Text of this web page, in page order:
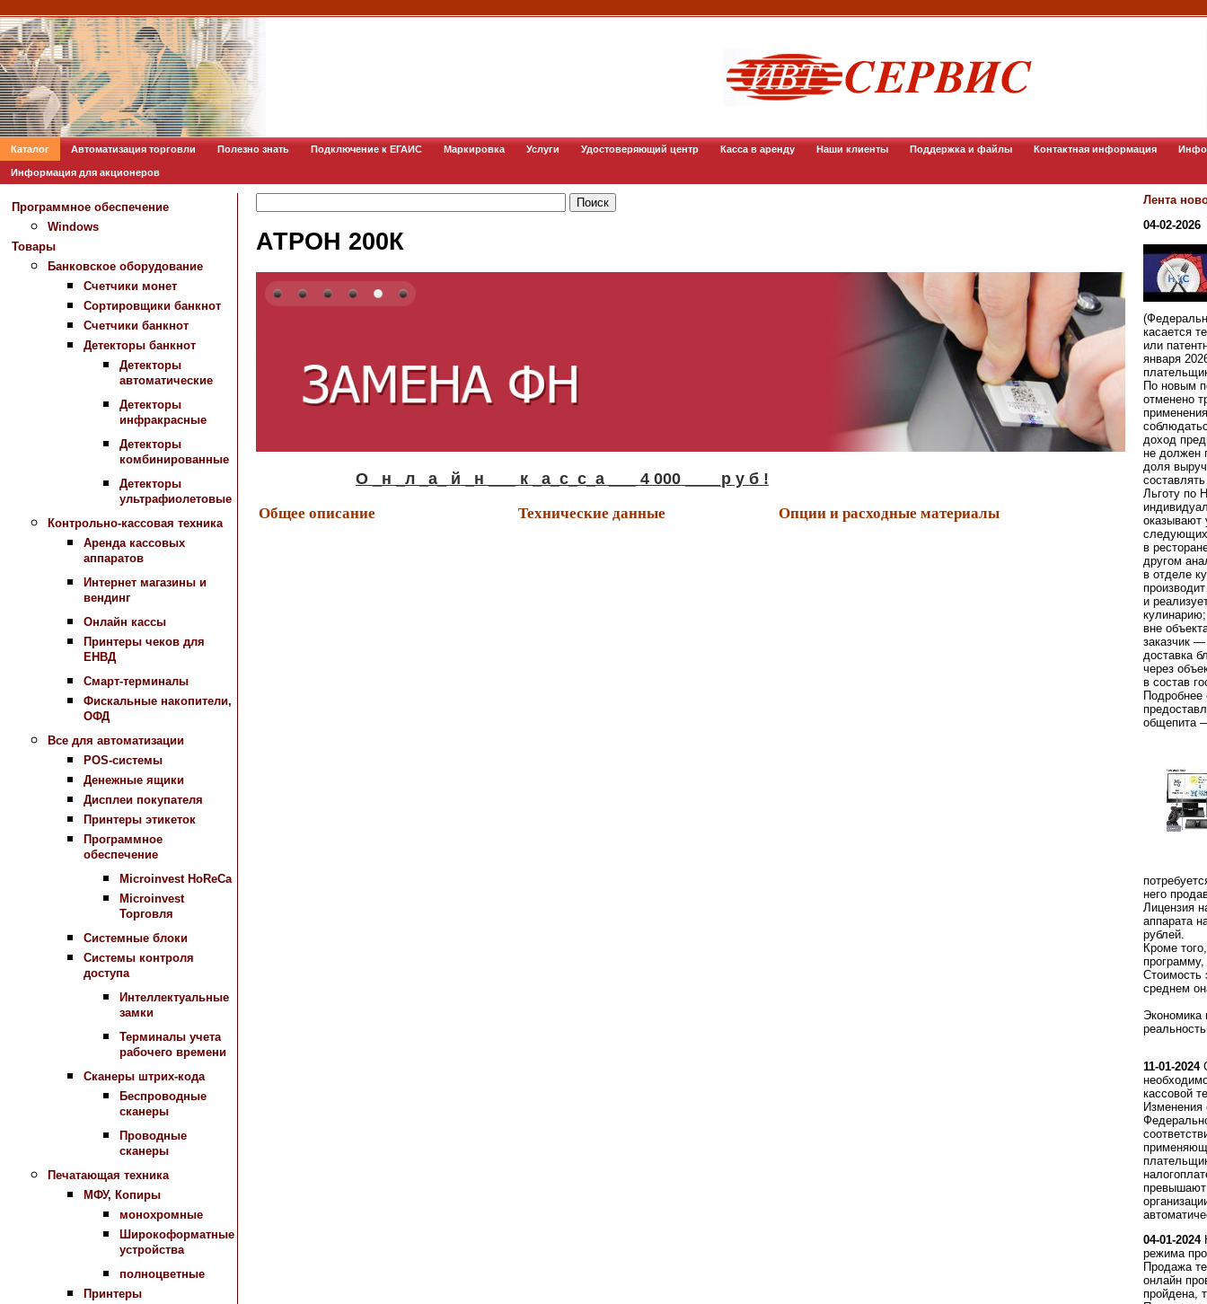
Каталог Автоматизация торговли Полезно знать Подключение к ЕГАИС Маркировка Услуги Удостоверяющий центр Касса в аренду Наши клиенты Поддержка и файлы Контактная информация
Информация для акционеров
Программное обеспечение
Windows
Товары
Банковское оборудование
Счетчики монет
Сортировщики банкнот
Счетчики банкнот
Детекторы банкнот
Детекторы
автоматические
Детекторы
инфракрасные
Детекторы
комбинированные
Детекторы
ультрафиолетовые
Контрольно-кассовая техника
Аренда кассовых
аппаратов
Интернет магазины и
вендинг
Онлайн кассы
Принтеры чеков для
ЕНВД
Смарт-терминалы
Фискальные накопители,
ОФД
Все для автоматизации
POS-системы
Денежные ящики
Дисплеи покупателя
Принтеры этикеток
Программное
обеспечение
Microinvest HoReCa
Microinvest
Торговля
Системные блоки
Системы контроля
доступа
Интеллектуальные
замки
Терминалы учета
рабочего времени
Сканеры штрих-кода
Беспроводные
сканеры
Проводные
сканеры
Печатающая техника
МФУ, Копиры
монохромные
Широкоформатные
устройства
полноцветные
Принтеры
АТРОН 200К
О _н _л _а_ й _н ___ к _а_с_с_а ___ 4 000 ____р у б !
Общее описание Технические данные Опции и расходные материалы
Лента
04-02-2026
касается
или
января
По новым
отменено
доход
не должен
доля
Льготу по
оказывают
в
другом
в отделе
и
кулинарию;
вне
заказчик
доставка
через
в состав
Подробнее
общепита
него
Лицензия
аппарата
рублей.
Кроме
Стоимость
среднем
Экономика
11-01-2024
кассовой
Изменения
превышают
04-01-2024
режима
Продажа
онлайн
пройдена,